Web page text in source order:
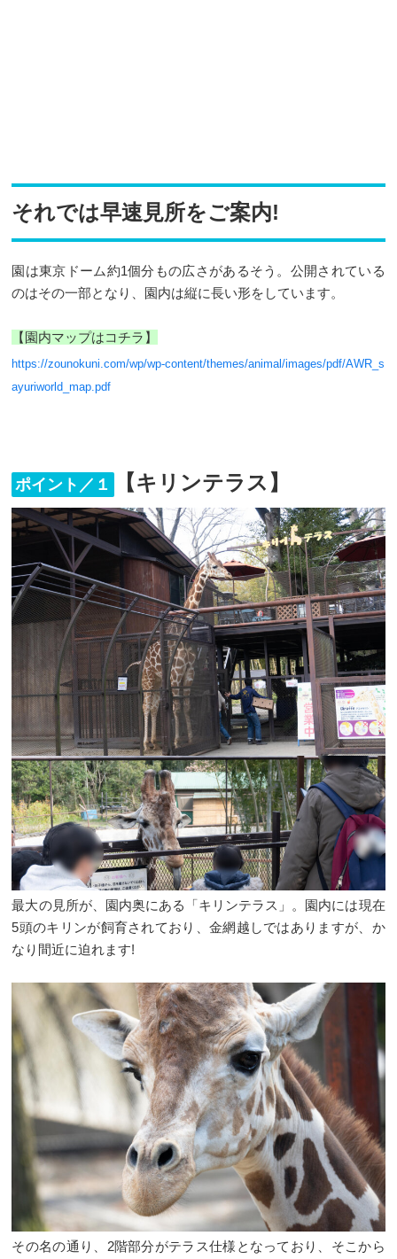
それでは早速見所をご案内!
園は東京ドーム約1個分もの広さがあるそう。公開されている
のはその一部となり、園内は縦に長い形をしています。
【園内マップはコチラ】
https://zounokuni.com/wp/wp-content/themes/animal/images/pdf/AWR_s
ayuriworld_map.pdf
ポイント／１ 【キリンテラス】
最大の見所が、園内奥にある「キリンテラス」。園内には現在
5頭のキリンが飼育されており、金網越しではありますが、か
なり間近に迫れます!
その名の通り、2階部分がテラス仕様となっており、そこから